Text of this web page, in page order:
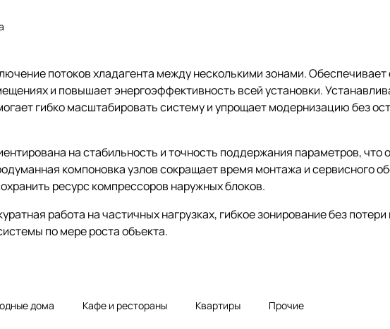
потоков хладагента между несколькими зонами.
и повышает энергоэффективность всей установки.
гибко масштабировать систему и упрощает модернизацию без
на стабильность и точность поддержания параметров, что
компоновка узлов сокращает время монтажа и сервисного
ресурс компрессоров наружных блоков.
работа на частичных нагрузках, гибкое зонирование без
по мере роста объекта.
дома Кафе и рестораны Квартиры Прочие